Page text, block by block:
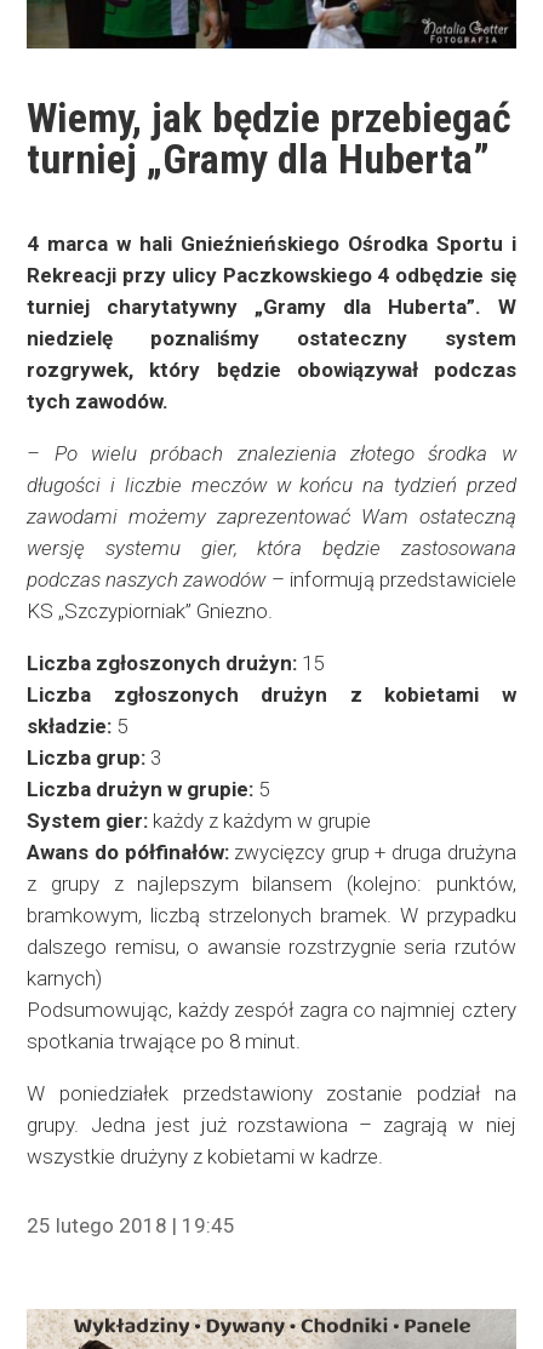
Wiemy, jak będzie przebiegać
turniej „Gramy dla Huberta”
4 marca w hali Gnieźnieńskiego Ośrodka Sportu i
Rekreacji przy ulicy Paczkowskiego 4 odbędzie się
turniej charytatywny „Gramy dla Huberta”. W
niedzielę poznaliśmy ostateczny system
rozgrywek, który będzie obowiązywał podczas
tych zawodów.
– Po wielu próbach znalezienia złotego środka w
długości i liczbie meczów w końcu na tydzień przed
zawodami możemy zaprezentować Wam ostateczną
wersję systemu gier, która będzie zastosowana
podczas naszych zawodów – informują przedstawiciele
KS „Szczypiorniak” Gniezno.
Liczba zgłoszonych drużyn: 15
Liczba zgłoszonych drużyn z kobietami w
składzie: 5
Liczba grup: 3
Liczba drużyn w grupie: 5
System gier: każdy z każdym w grupie
Awans do półfinałów:zwycięzcy grup + druga drużyna
z grupy z najlepszym bilansem (kolejno: punktów,
bramkowym, liczbą strzelonych bramek. W przypadku
dalszego remisu, o awansie rozstrzygnie seria rzutów
karnych)
Podsumowując, każdy zespół zagra co najmniej cztery
spotkania trwające po 8 minut.
W poniedziałek przedstawiony zostanie podział na
grupy. Jedna jest już rozstawiona – zagrają w niej
wszystkie drużyny z kobietami w kadrze.
25 lutego 2018 | 19:45